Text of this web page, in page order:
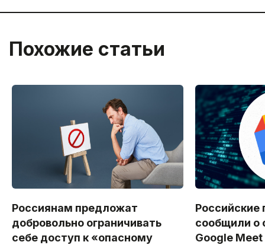
Похожие статьи
Россиянам предложат
добровольно ограничивать
себе доступ к «опасному
Российские
сообщили о
Google Meet